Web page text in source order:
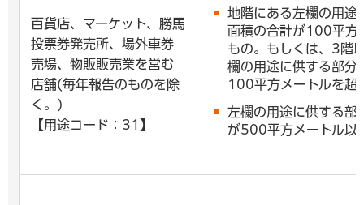
百貨店、マーケット、勝馬
投票券発売所、場外車券
売場、物販販売業を営む
店舗(毎年報告のものを除
く。)
【用途コード：31】
地階にある左欄の用途
面積の合計が100平方
もの。もしくは、3階
欄の用途に供する部分
100平方メートルを超
左欄の用途に供する部
が500平方メートル以